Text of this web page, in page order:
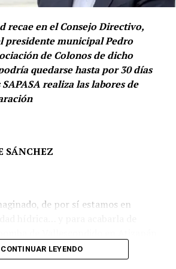
Montoya se solidariza con
para dejar ‘Huellas’ y ‘legados’
Naucalpan
a Naucalpan entre los municipios
reducción significativa en la
durante el periodo de
su nivel más bajo en los últimos
la serie histórica de la ENSU.
recae en el Consejo Directivo,
presidente municipal Pedro
de Colonos de dicho
quedarse hasta por 30 días
realiza las labores de
SÁNCHEZ
de por sí estamos en
CONTINUAR LEYENDO